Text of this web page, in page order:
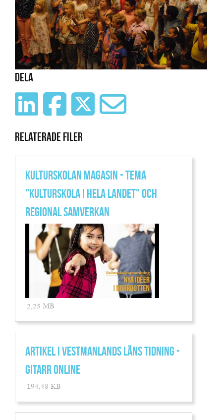
Dela
Relaterade filer
KULTURSKOLAN MAGASIN - TEMA
"KULTURSKOLA I HELA LANDET" OCH
REGIONAL SAMVERKAN
2,25 MB
ARTIKEL I VESTMANLANDS LÄNS TIDNING -
GITARR ONLINE
194,48 KB